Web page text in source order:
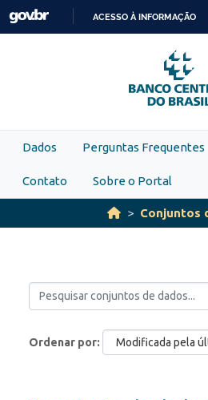
Skip to main content
PARA
O
ACESSO À INFORMAÇÃO
Dados Perguntas Frequentes
Contato Sobre o Portal
Conjuntos
Ordenar por